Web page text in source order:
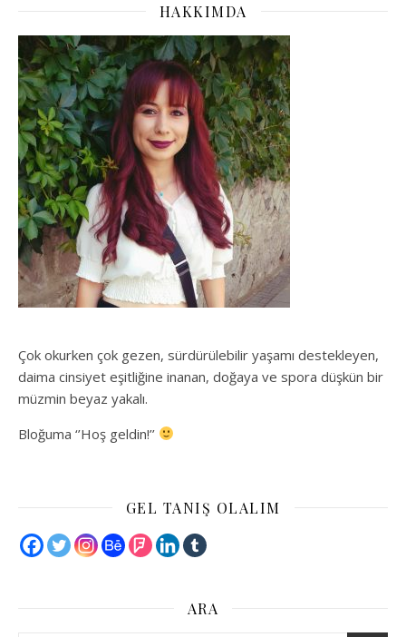
HAKKIMDA
Çok okurken çok gezen, sürdürülebilir yaşamı destekleyen,
daima cinsiyet eşitliğine inanan, doğaya ve spora düşkün bir
müzmin beyaz yakalı.
Bloğuma ‘’Hoş geldin!’’
GEL TANIŞ OLALIM
ARA